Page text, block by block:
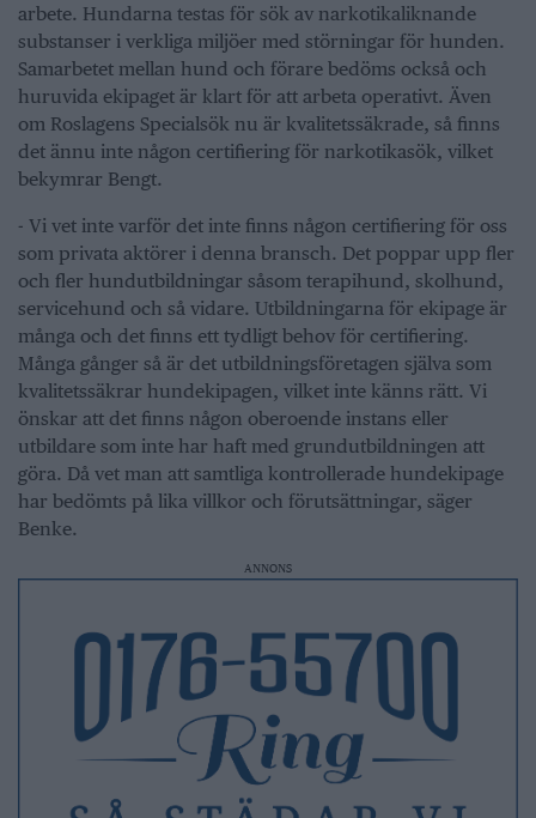
arbete. Hundarna testas för sök av narkotikaliknande
substanser i verkliga miljöer med störningar för hunden.
Samarbetet mellan hund och förare bedöms också och
huruvida ekipaget är klart för att arbeta operativt. Även
om Roslagens Specialsök nu är kvalitetssäkrade, så finns
det ännu inte någon certifiering för narkotikasök, vilket
bekymrar Bengt.
- Vi vet inte varför det inte finns någon certifiering för oss
som privata aktörer i denna bransch. Det poppar upp fler
och fler hundutbildningar såsom terapihund, skolhund,
servicehund och så vidare. Utbildningarna för ekipage är
många och det finns ett tydligt behov för certifiering.
Många gånger så är det utbildningsföretagen själva som
kvalitetssäkrar hundekipagen, vilket inte känns rätt. Vi
önskar att det finns någon oberoende instans eller
utbildare som inte har haft med grundutbildningen att
göra. Då vet man att samtliga kontrollerade hundekipage
har bedömts på lika villkor och förutsättningar, säger
Benke.
ANNONS